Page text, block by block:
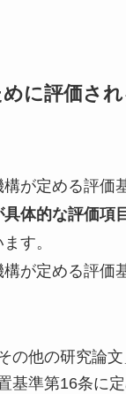
に評価さ
構が定める評価
体的な評価項
す。
が定める評価
の他の研究論文
基準第16条に